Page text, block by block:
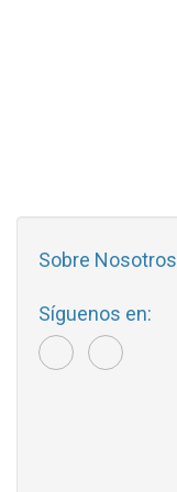
Sobre Nosotros
Síguenos en: